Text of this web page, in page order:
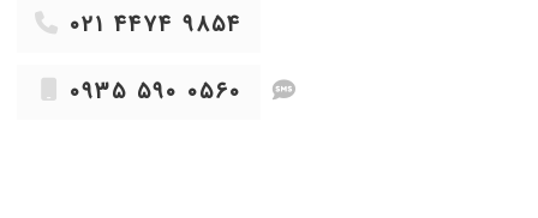
رفتم پیش ایشون و مشکلم رو حل کردن خداروشکر.
مهربونه هستند چیه آدم آرامش میدن
۰۲۱ ۴۴۷۴ ۹۸۵۴
۰۹۳۵ ۵۹۰ ۰۵۶۰